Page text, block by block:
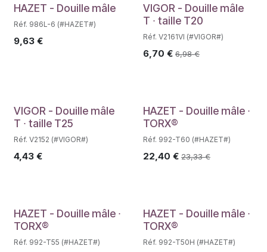
Déstockage
HAZET - Douille mâle
Réf. 986L-6 (#HAZET#)
9,63 €
VIGOR - Douille mâle
T ∙ taille T20
Réf. V2161VI (#VIGOR#)
6,70 € 6,98€
Déstockage
VIGOR - Douille mâle
T ∙ taille T25
Réf. V2152 (#VIGOR#)
4,43 €
HAZET - Douille mâle ∙
TORX®
Réf. 992-T60 (#HAZET#)
22,40 € 23,33€
HAZET - Douille mâle ∙
TORX®
Réf. 992-T55 (#HAZET#)
HAZET - Douille mâle ∙
TORX®
Réf. 992-T50H (#HAZET#)